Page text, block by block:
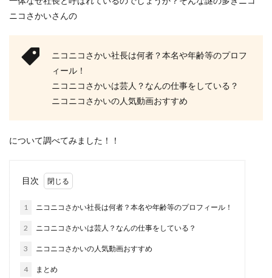
ニコさかいさんの
ニコニコさかい社長は何者？本名や年齢等のプロフ
ィール！
ニコニコさかいは芸人？なんの仕事をしている？
ニコニコさかいの人気動画おすすめ
について調べてみました！！
目次
1 ニコニコさかい社長は何者？本名や年齢等のプロフィール！
2 ニコニコさかいは芸人？なんの仕事をしている？
3 ニコニコさかいの人気動画おすすめ
4 まとめ